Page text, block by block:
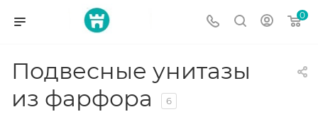
0
Подвесные унитазы
из фарфора
6